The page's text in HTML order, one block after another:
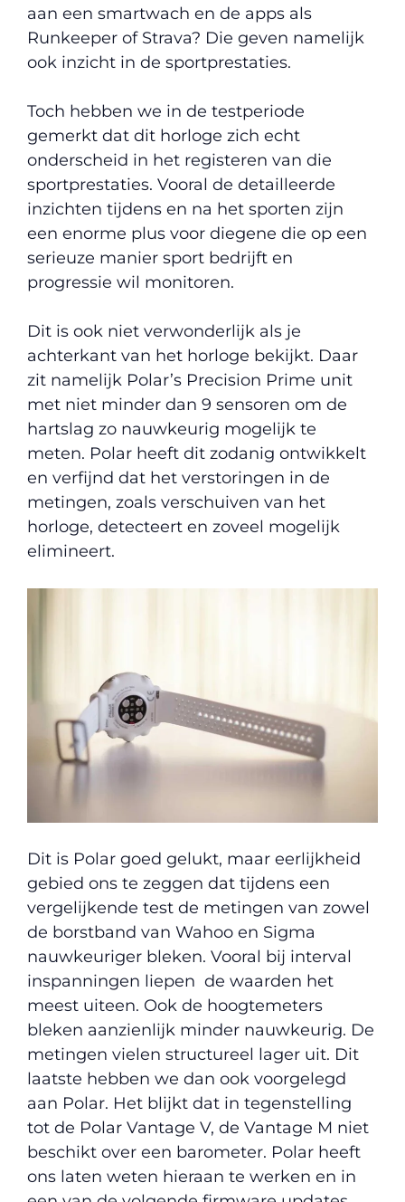
aan een smartwach en de apps als
Runkeeper of Strava? Die geven namelijk
ook inzicht in de sportprestaties.
Toch hebben we in de testperiode
gemerkt dat dit horloge zich echt
onderscheid in het registeren van die
sportprestaties. Vooral de detailleerde
inzichten tijdens en na het sporten zijn
een enorme plus voor diegene die op een
serieuze manier sport bedrijft en
progressie wil monitoren.
Dit is ook niet verwonderlijk als je
achterkant van het horloge bekijkt. Daar
zit namelijk Polar’s Precision Prime unit
met niet minder dan 9 sensoren om de
hartslag zo nauwkeurig mogelijk te
meten. Polar heeft dit zodanig ontwikkelt
en verfijnd dat het verstoringen in de
metingen, zoals verschuiven van het
horloge, detecteert en zoveel mogelijk
elimineert.
Dit is Polar goed gelukt, maar eerlijkheid
gebied ons te zeggen dat tijdens een
vergelijkende test de metingen van zowel
de borstband van Wahoo en Sigma
nauwkeuriger bleken. Vooral bij interval
inspanningen liepen de waarden het
meest uiteen. Ook de hoogtemeters
bleken aanzienlijk minder nauwkeurig. De
metingen vielen structureel lager uit. Dit
laatste hebben we dan ook voorgelegd
aan Polar. Het blijkt dat in tegenstelling
tot de Polar Vantage V, de Vantage M niet
beschikt over een barometer. Polar heeft
ons laten weten hieraan te werken en in